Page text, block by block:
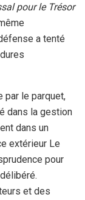
pour le Trésor
a tenté
par le parquet,
dans la gestion
dans un
extérieur Le
pour
et des